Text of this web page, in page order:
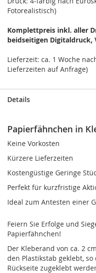
Fotorealistisch)
Komplettpreis inkl. aller
beidseitigen Digitaldruck,
Lieferzeit: ca. 1 Woche
Lieferzeiten auf Anfrage)
Details
Papierfähnchen in
Keine Vorkosten
Kürzere Lieferzeiten
Kostengüstige Geringe
Perfekt für kurzfristige
Ideal zum Antesten einer
Feiern Sie Erfolge und
Papierfähnchen!
Der Kleberand von ca. 2
den Plastikstab geklebt,
Rückseite zugeklebt